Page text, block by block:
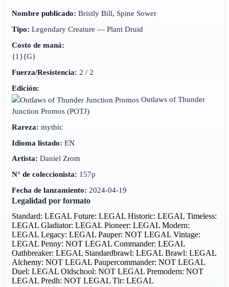
Nombre publicado: Bristly Bill, Spine Sower
Tipo: Legendary Creature — Plant Druid
Costo de maná:
{1}{G}
Fuerza/Resistencia: 2 / 2
Edición:
Outlaws of Thunder
Junction Promos(POTJ)
Rareza: mythic
Idioma listado: EN
Artista: Daniel Zrom
N° de coleccionista: 157p
Fecha de lanzamiento: 2024-04-19
Legalidad por formato
Standard: LEGALFuture: LEGALHistoric: LEGALTimeless:
LEGALGladiator: LEGALPioneer: LEGALModern:
LEGALLegacy: LEGALPauper: NOT LEGALVintage:
LEGALPenny: NOT LEGALCommander: LEGAL
Oathbreaker: LEGAL Standardbrawl: LEGALBrawl: LEGAL
Alchemy: NOT LEGALPaupercommander: NOT LEGAL
Duel: LEGALOldschool: NOT LEGALPremodern: NOT
LEGALPredh: NOT LEGALTlr: LEGAL